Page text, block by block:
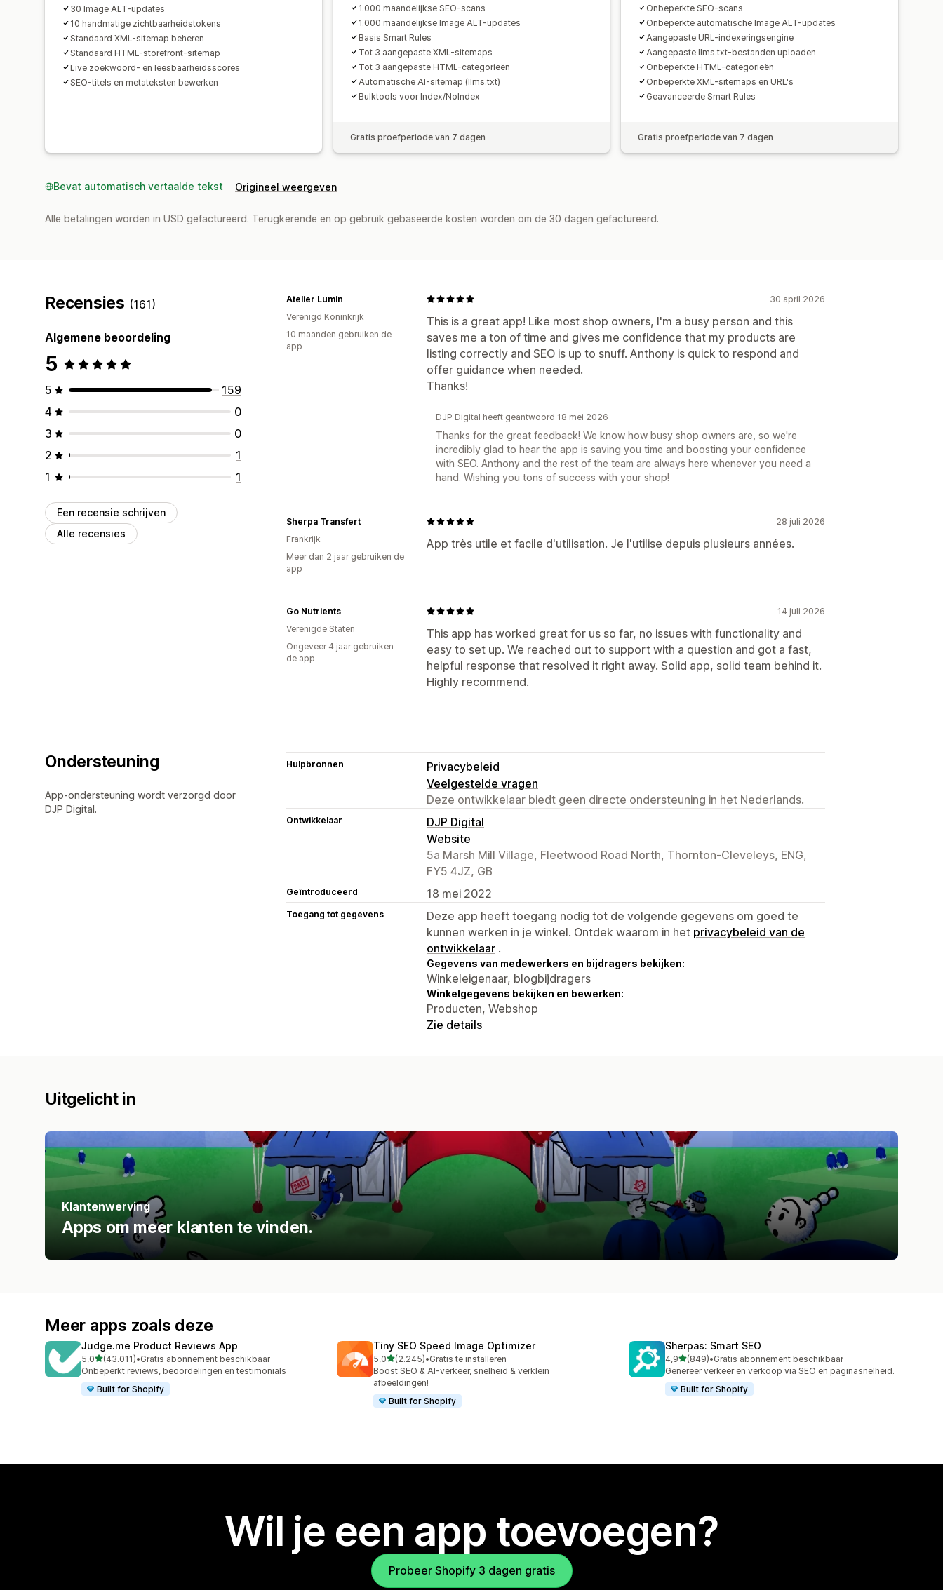
30 Image ALT-updates
10 handmatige zichtbaarheidstokens
Standaard XML-sitemap beheren
Standaard HTML-storefront-sitemap
Live zoekwoord- en leesbaarheidsscores
SEO-titels en metateksten bewerken
1.000 maandelijkse SEO-scans
1.000 maandelijkse Image ALT-updates
Basis Smart Rules
Tot 3 aangepaste XML-sitemaps
Tot 3 aangepaste HTML-categorieën
Automatische AI-sitemap (llms.txt)
Bulktools voor Index/NoIndex
Gratis proefperiode van 7 dagen
Onbeperkte SEO-scans
Onbeperkte automatische Image ALT-updates
Aangepaste URL-indexeringsengine
Aangepaste llms.txt-bestanden uploaden
Onbeperkte HTML-categorieën
Onbeperkte XML-sitemaps en URL's
Geavanceerde Smart Rules
Gratis proefperiode van 7 dagen
Bevat automatisch vertaalde tekst Origineel weergeven
Alle betalingen worden in USD gefactureerd. Terugkerende en op gebruik gebaseerde kosten worden om de 30 dagen gefactureerd.
Recensies (161)
Algemene beoordeling
5
5
159
4
0
3
0
2
1
1
1
Een recensie schrijven
Alle recensies
30 april 2026
This is a great app! Like most shop owners, I'm a busy person and this
saves me a ton of time and gives me confidence that my products are
listing correctly and SEO is up to snuff. Anthony is quick to respond and
offer guidance when needed.
Thanks!
Atelier Lumin
Verenigd Koninkrijk
10 maanden gebruiken de
app
DJP Digital heeft geantwoord 18 mei 2026
Thanks for the great feedback! We know how busy shop owners are, so we're
incredibly glad to hear the app is saving you time and boosting your confidence
with SEO. Anthony and the rest of the team are always here whenever you need a
hand. Wishing you tons of success with your shop!
28 juli 2026
App très utile et facile d'utilisation. Je l'utilise depuis plusieurs années.
Sherpa Transfert
Frankrijk
Meer dan 2 jaar gebruiken de
app
14 juli 2026
This app has worked great for us so far, no issues with functionality and
easy to set up. We reached out to support with a question and got a fast,
helpful response that resolved it right away. Solid app, solid team behind it.
Highly recommend.
Go Nutrients
Verenigde Staten
Ongeveer 4 jaar gebruiken
de app
Ondersteuning
App-ondersteuning wordt verzorgd door
DJP Digital.
Hulpbronnen
Privacybeleid
Veelgestelde vragen
Deze ontwikkelaar biedt geen directe ondersteuning in het Nederlands.
Ontwikkelaar
DJP Digital
Website
5a Marsh Mill Village, Fleetwood Road North, Thornton-Cleveleys, ENG,
FY5 4JZ, GB
Geïntroduceerd 18 mei 2022
Toegang tot gegevens
Deze app heeft toegang nodig tot de volgende gegevens om goed te
kunnen werken in je winkel. Ontdek waarom in het privacybeleid van de
ontwikkelaar .
Gegevens van medewerkers en bijdragers bekijken:
Winkeleigenaar, blogbijdragers
Winkelgegevens bekijken en bewerken:
Producten, Webshop
Zie details
Uitgelicht in
Klantenwerving
Apps om meer klanten te vinden.
Meer apps zoals deze
Judge.me Product Reviews App
5,0van 5 sterren
(43.011)
43011 recensies in totaal
•Gratis abonnement beschikbaar
Onbeperkt reviews, beoordelingen en testimonials
Built for Shopify
Tiny SEO Speed Image Optimizer
5,0van 5 sterren
(2.245)
2245 recensies in totaal
•Gratis te installeren
Boost SEO & AI-verkeer, snelheid & verklein
afbeeldingen!
Built for Shopify
Sherpas: Smart SEO
4,9van 5 sterren
(849)
849 recensies in totaal
•Gratis abonnement beschikbaar
Genereer verkeer en verkoop via SEO en paginasnelheid.
Built for Shopify
Wil je een app toevoegen?
Probeer Shopify 3 dagen gratis